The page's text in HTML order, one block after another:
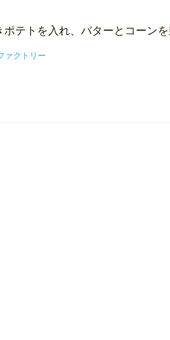
テトを入れ、バターとコーン
ァクトリー